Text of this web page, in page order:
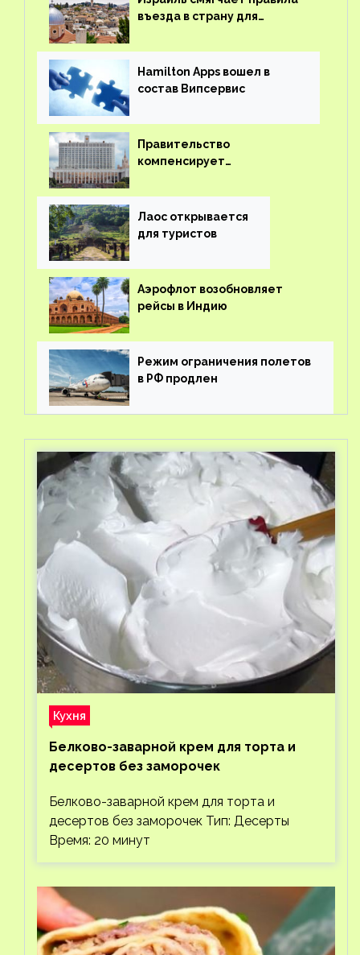
въезда в страну для
Hamilton Apps вошел в
состав Випсервис
Правительство
компенсирует
вывоз россиян из-за рубежа
Лаос открывается
для туристов
Аэрофлот возобновляет
рейсы в Индию
Режим ограничения полетов
в РФ продлен
Кухня
Белково-заварной крем для торта и
десертов без заморочек
Белково-заварной крем для торта и
десертов без заморочек Тип: Десерты
Время: 20 минут